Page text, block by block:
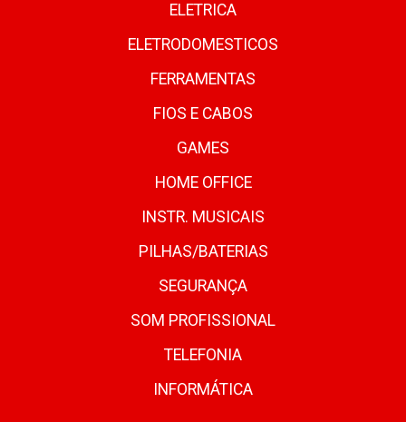
ELETRICA
ELETRODOMESTICOS
FERRAMENTAS
FIOS E CABOS
GAMES
HOME OFFICE
INSTR. MUSICAIS
PILHAS/BATERIAS
SEGURANÇA
SOM PROFISSIONAL
TELEFONIA
INFORMÁTICA